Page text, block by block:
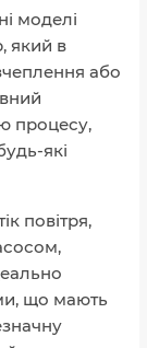
моделі
який в
або
процесу,
які
повітря,
що мають